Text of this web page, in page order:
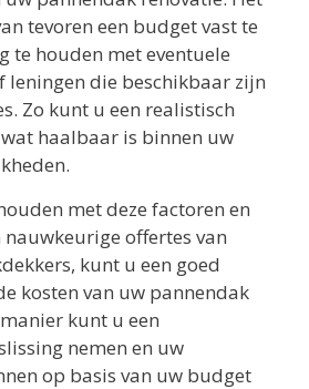
tevoren een budget vast te
te houden met eventuele
leningen die beschikbaar zijn
Zo kunt u een realistisch
haalbaar is binnen uw
met deze factoren en
offertes van
kunt u een goed
kosten van uw pannendak
kunt u een
nemen en uw
op basis van uw budget